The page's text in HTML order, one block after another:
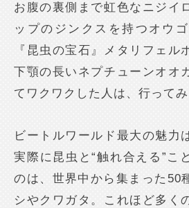
お腹の裏側まで虹色なニジイ
ップのジンクスを持つオウ
『昆虫の宝石』メタリフェル
下顎の長いネプチューンオオ
てワクワクした人は、行ってみ
ビートルワールド最大の魅力
実際に昆虫と“触れ合える”こ
のは、世界中から集まった50
シやクワガタ。これほど多く